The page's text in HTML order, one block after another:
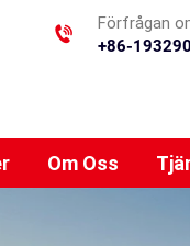
Förfrågan
+86-
Om Oss